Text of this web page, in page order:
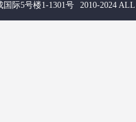
际5号楼1-1301号 2010-2024